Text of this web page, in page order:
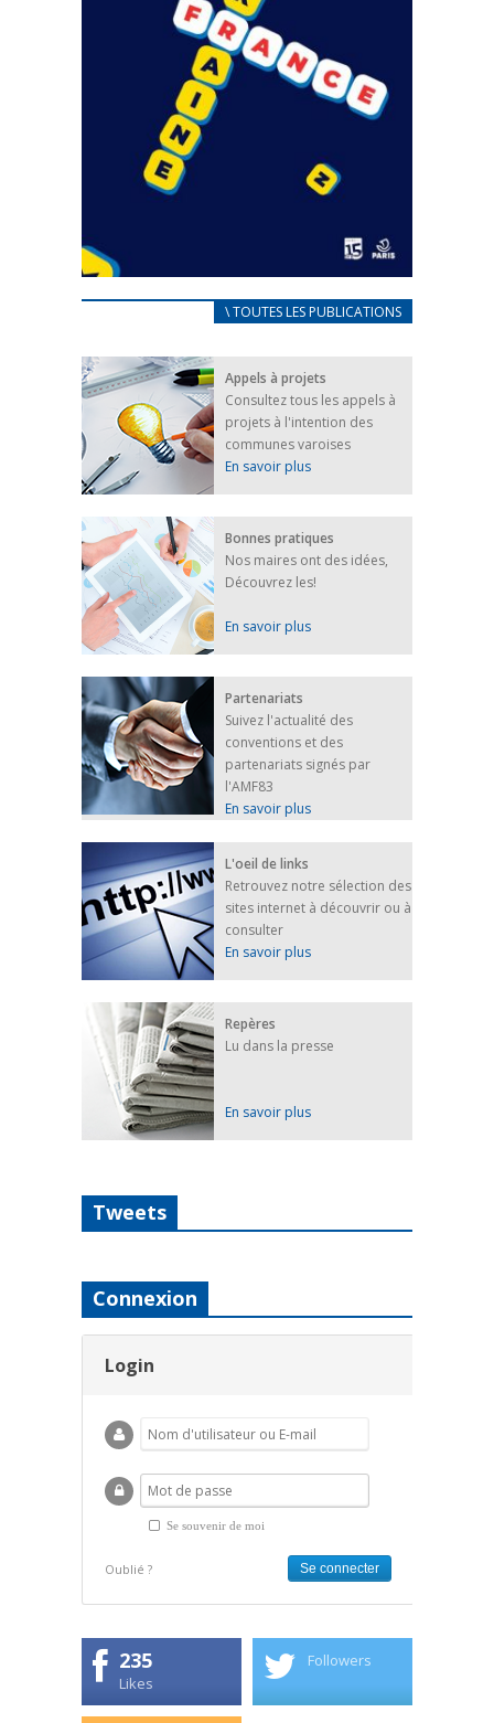
CARNET D’ACCUEIL
25 avril 2022
Afin d’accompagner au mieux les réfugiés
ukrainiens arrivés en France,...
FEUILLETER
\ TOUTES LES PUBLICATIONS
Appels à projets
Consultez tous les appels à
projets à l'intention des
communes varoises
En savoir plus
Bonnes pratiques
Nos maires ont des idées,
Découvrez les!
En savoir plus
Partenariats
Suivez l'actualité des
conventions et des
partenariats signés par
l'AMF83
En savoir plus
L'oeil de links
Retrouvez notre sélection des
sites internet à découvrir ou à
consulter
En savoir plus
Repères
Lu dans la presse
En savoir plus
Tweets
Connexion
Login
Se souvenir de moi
Oublié ?
235
Likes
Followers